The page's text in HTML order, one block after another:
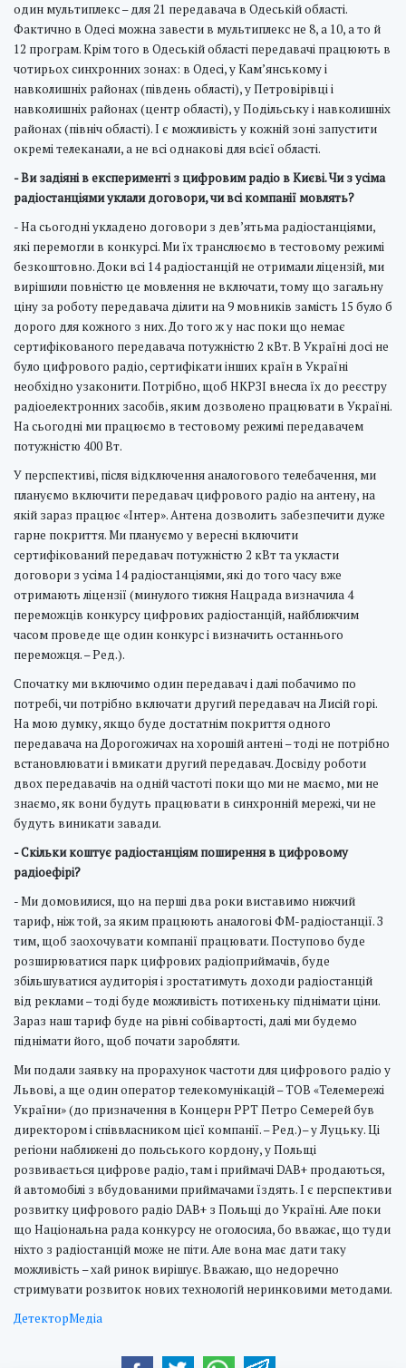
один мультиплекс – для 21 передавача в Одеській області.
Фактично в Одесі можна завести в мультиплекс не 8, а 10, а то й
12 програм. Крім того в Одеській області передавачі працюють в
чотирьох синхронних зонах: в Одесі, у Кам’янському і
навколишніх районах (південь області), у Петровірівці і
навколишніх районах (центр області), у Подільську і навколишніх
районах (північ області). І є можливість у кожній зоні запустити
окремі телеканали, а не всі однакові для всієї області.
- Ви задіяні в експерименті з цифровим радіо в Києві. Чи з усіма
радіостанціями уклали договори, чи всі компанії мовлять?
- На сьогодні укладено договори з дев’ятьма радіостанціями,
які перемогли в конкурсі. Ми їх транслюємо в тестовому режимі
безкоштовно. Доки всі 14 радіостанцій не отримали ліцензій, ми
вирішили повністю це мовлення не включати, тому що загальну
ціну за роботу передавача ділити на 9 мовників замість 15 було б
дорого для кожного з них. До того ж у нас поки що немає
сертифікованого передавача потужністю 2 кВт. В Україні досі не
було цифрового радіо, сертифікати інших країн в Україні
необхідно узаконити. Потрібно, щоб НКРЗІ внесла їх до реєстру
радіоелектронних засобів, яким дозволено працювати в Україні.
На сьогодні ми працюємо в тестовому режимі передавачем
потужністю 400 Вт.
У перспективі, після відключення аналогового телебачення, ми
плануємо включити передавач цифрового радіо на антену, на
якій зараз працює «Інтер». Антена дозволить забезпечити дуже
гарне покриття. Ми плануємо у вересні включити
сертифікований передавач потужністю 2 кВт та укласти
договори з усіма 14 радіостанціями, які до того часу вже
отримають ліцензії (минулого тижня Нацрада визначила 4
переможців конкурсу цифрових радіостанцій, найближчим
часом проведе ще один конкурс і визначить останнього
переможця. – Ред.).
Спочатку ми включимо один передавач і далі побачимо по
потребі, чи потрібно включати другий передавач на Лисій горі.
На мою думку, якщо буде достатнім покриття одного
передавача на Дорогожичах на хорошій антені – тоді не потрібно
встановлювати і вмикати другий передавач. Досвіду роботи
двох передавачів на одній частоті поки що ми не маємо, ми не
знаємо, як вони будуть працювати в синхронній мережі, чи не
будуть виникати завади.
- Скільки коштує радіостанціям поширення в цифровому
радіоефірі?
- Ми домовилися, що на перші два роки виставимо нижчий
тариф, ніж той, за яким працюють аналогові ФМ-радіостанції. З
тим, щоб заохочувати компанії працювати. Поступово буде
розширюватися парк цифрових радіоприймачів, буде
збільшуватися аудиторія і зростатимуть доходи радіостанцій
від реклами – тоді буде можливість потихеньку піднімати ціни.
Зараз наш тариф буде на рівні собівартості, далі ми будемо
піднімати його, щоб почати заробляти.
Ми подали заявку на прорахунок частоти для цифрового радіо у
Львові, а ще один оператор телекомунікацій – ТОВ «Телемережі
України» (до призначення в Концерн РРТ Петро Семерей був
директором і співвласником цієї компанії. – Ред.)– у Луцьку. Ці
регіони наближені до польського кордону, у Польщі
розвивається цифрове радіо, там і приймачі DAB+ продаються,
й автомобілі з вбудованими приймачами їздять. І є перспективи
розвитку цифрового радіо DAB+ з Польщі до Україні. Але поки
що Національна рада конкурсу не оголосила, бо вважає, що туди
ніхто з радіостанцій може не піти. Але вона має дати таку
можливість – хай ринок вирішує. Вважаю, що недоречно
стримувати розвиток нових технологій неринковими методами.
ДетекторМедіа